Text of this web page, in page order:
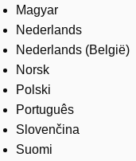
Magyar
Nederlands
Nederlands (België)
Norsk
Polski
Português
Slovenčina
Suomi